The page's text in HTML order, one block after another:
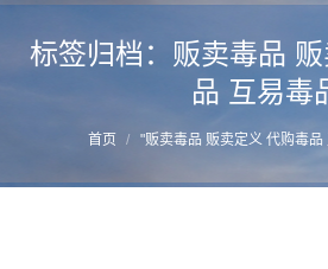
标签归档： 贩卖毒品
品 互易毒
您的位置：
首页 "贩卖毒品 贩卖定义 代购毒